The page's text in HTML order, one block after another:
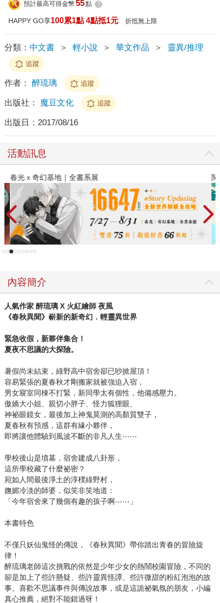
預計最高可得金幣 55點 ?
HAPPY GO享100累1點 4點抵1元 折抵無上限
分類： 中文書 ＞ 輕小說 ＞ 華文作品 ＞ 靈異/推理
追蹤
作者： 醉琉璃 追蹤
出版社： 魔豆文化 追蹤
出版日： 2017/08/16
活動訊息
春光ｘ奇幻基地｜全書系展
內容簡介
人氣作家 醉琉璃 X 火紅繪師 夜風
《春秋異聞》嶄新的新奇幻．輕靈異世界
緊急收假，新夥伴集合！
夏夜不思議的大探險。
暑假尚未結束，綠野高中宿舍卻已吵掀屋頂！
容易緊張的夏春秋才剛搬家就被強迫入宿，
男女寢室同棟不打緊，新同學太有個性，他備感壓力。
傲嬌大小姐、親切小胖子、怪力狐狸眼、
神祕眼鏡女，最後加上神鬼莫測的高顏質雙子，
夏春秋有預感，這群有緣小夥伴，
即將讓他體驗到風波不斷的非凡人生⋯⋯
學校後山是墳墓，宿舍建成八卦形，
這所學校藏了什麼祕密？
宛如人間最後淨土的淳樸綠野村，
嫵媚冷淡的師婆，似笑非笑地道：
「今年宿舍來了幾個有趣的孩子啊⋯⋯」
本書特色
不僅只妖仙鬼怪的傳說，《春秋異聞》帶你踏出青春的冒險旋
律！
醉琉璃老師這次挑戰的依然是少年少女的熱鬧校園冒險，不同的
卻是加上了些許懸疑、些許靈異怪譚、些許微甜的粉紅泡泡的故
事。喜歡不思議事件與傳說故事，或是這詭祕氣氛的朋友，小編
真心推薦，絕對不能錯過呀！